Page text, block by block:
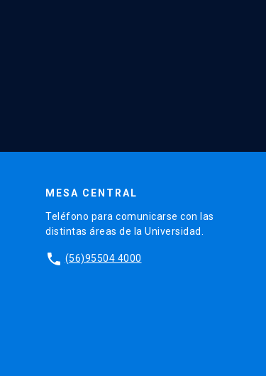
MESA CENTRAL
Teléfono para comunicarse con las
distintas áreas de la Universidad.
phone (56)95504 4000